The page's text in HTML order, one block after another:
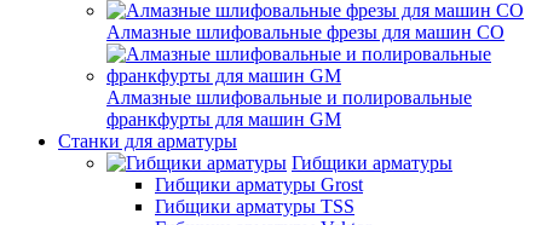
Алмазные шлифовальные фрезы для машин СО
Алмазные шлифовальные и полировальные
франкфурты для машин GM
Станки для арматуры
Гибщики арматуры
Гибщики арматуры Grost
Гибщики арматуры TSS